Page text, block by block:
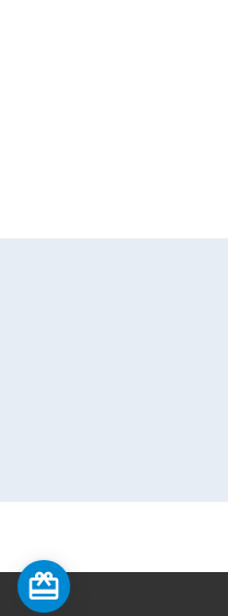
card_giftcard